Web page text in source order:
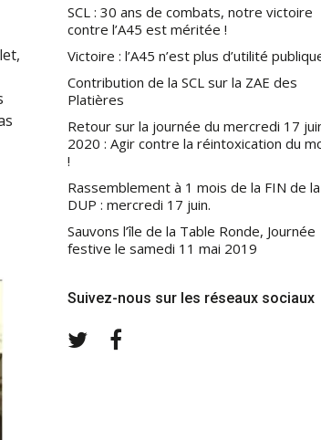
SCL : 30 ans de combats, notre victoire
contre l’A45 est méritée !
Victoire : l’A45 n’est plus d’utilité
Contribution de la SCL sur la ZAE des
Platières
Retour sur la journée du mercredi 17
2020 : Agir contre la réintoxication du
!
Rassemblement à 1 mois de la FIN de la
DUP : mercredi 17 juin.
Sauvons l’île de la Table Ronde, Journée
festive le samedi 11 mai 2019
Suivez-nous sur les réseaux sociaux
Twitter